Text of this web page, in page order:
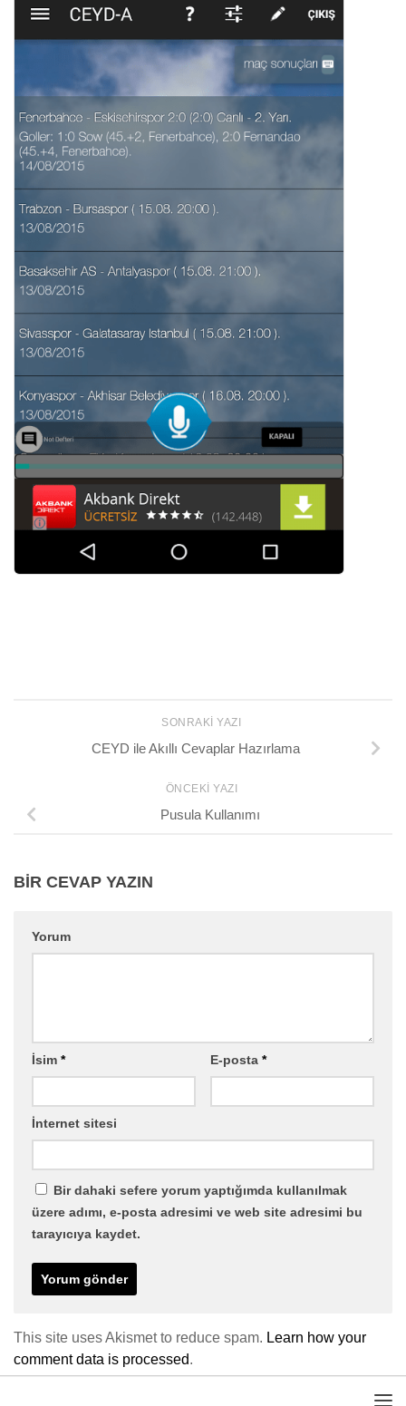
SONRAKI YAZI
CEYD ile Akıllı Cevaplar Hazırlama
ÖNCEKI YAZI
Pusula Kullanımı
BIR CEVAP YAZIN
Yorum
İsim * E-posta *
İnternet sitesi
Bir dahaki sefere yorum yaptığımda kullanılmak
üzere adımı, e-posta adresimi ve web site adresimi bu
tarayıcıya kaydet.
This site uses Akismet to reduce spam. Learn how your
comment data is processed.